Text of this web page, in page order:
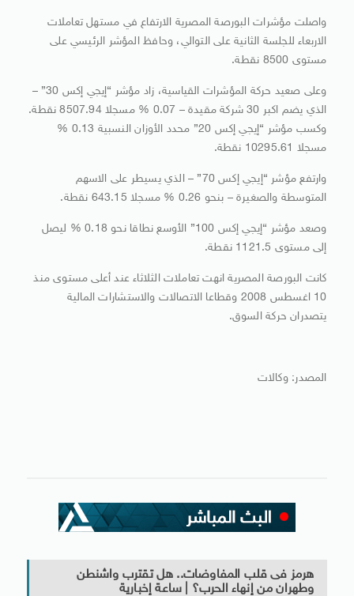
واصلت مؤشرات البورصة المصرية الارتفاع في مستهل تعاملات
الاربعاء للجلسة الثانية على التوالي، وحافظ المؤشر الرئيسي على
مستوى 8500 نقطة.
وعلى صعيد حركة المؤشرات القياسية، زاد مؤشر “إيجي إكس 30” –
الذي يضم اكبر 30 شركة مقيدة – 0.07 % مسجلا 8507.94 نقطة.
وكسب مؤشر “إيجي إكس 20” محدد الأوزان النسبية 0.13 %
مسجلا 10295.61 نقطة.
وارتفع مؤشر “إيجي إكس 70” – الذي يسيطر على الاسهم
المتوسطة والصغيرة – بنحو 0.26 % مسجلا 643.15 نقطة.
وصعد مؤشر “إيجي إكس 100” الأوسع نطاقا نحو 0.18 % ليصل
إلى مستوى 1121.5 نقطة.
كانت البورصة المصرية انهت تعاملات الثلاثاء عند أعلى مستوى منذ
10 اغسطس 2008 وقطاعا الاتصالات والاستشارات المالية
يتصدران حركة السوق.
المصدر: وكالات
هرمز فى قلب المفاوضات.. هل تقترب واشنطن
وطهران من إنهاء الحرب؟ | ساعة إخبارية